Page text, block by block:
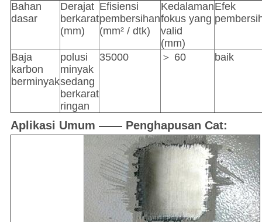
Bahan
dasar
Derajat
berkarat
(mm)
Efisiensi
pembersihan
(mm² / dtk)
Kedalaman
fokus yang
valid
(mm)
Efek
Baja
karbon
berminyak
polusi
minyak
sedang
berkarat
ringan
35000 ＞ 60 baik
Aplikasi Umum —— Penghapusan Cat: